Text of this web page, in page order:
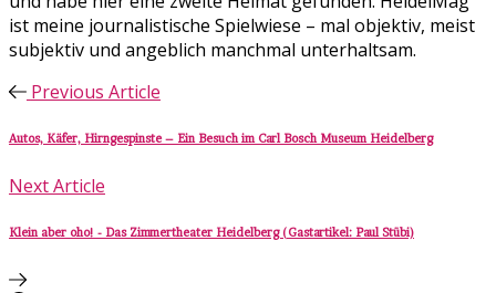
ist meine journalistische Spielwiese – mal objektiv, meist
subjektiv und angeblich manchmal unterhaltsam.
Previous Article
Autos, Käfer, Hirngespinste – Ein Besuch im Carl Bosch Museum Heidelberg
Next Article
Klein aber oho! - Das Zimmertheater Heidelberg (Gastartikel: Paul Stübi)